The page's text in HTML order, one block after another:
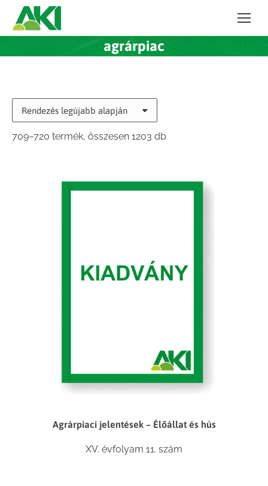
agrárpiac
709–720 termék, összesen 1203 dbSorted
Agrárpiaci jelentések – Élőállat és hús
XV. évfolyam 11. szám